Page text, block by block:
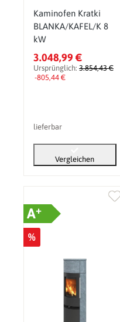
Kaminofen Kratki
BLANKA/KAFEL/K 8
kW
3.048,99 €
Ursprünglich: 3.854,43 €
-805,44 €
lieferbar
Vergleichen
A+
%